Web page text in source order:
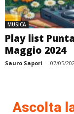
MUSICA
Play list
Maggio 2024
Sauro Sapori - 07/05/
Ascolta